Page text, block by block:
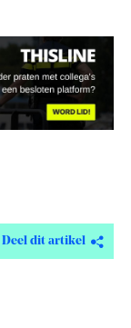
Deel dit artikel